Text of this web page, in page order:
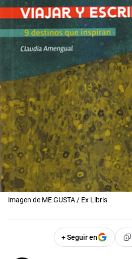
imagen de ME GUSTA / Ex Libris
+ Seguir en